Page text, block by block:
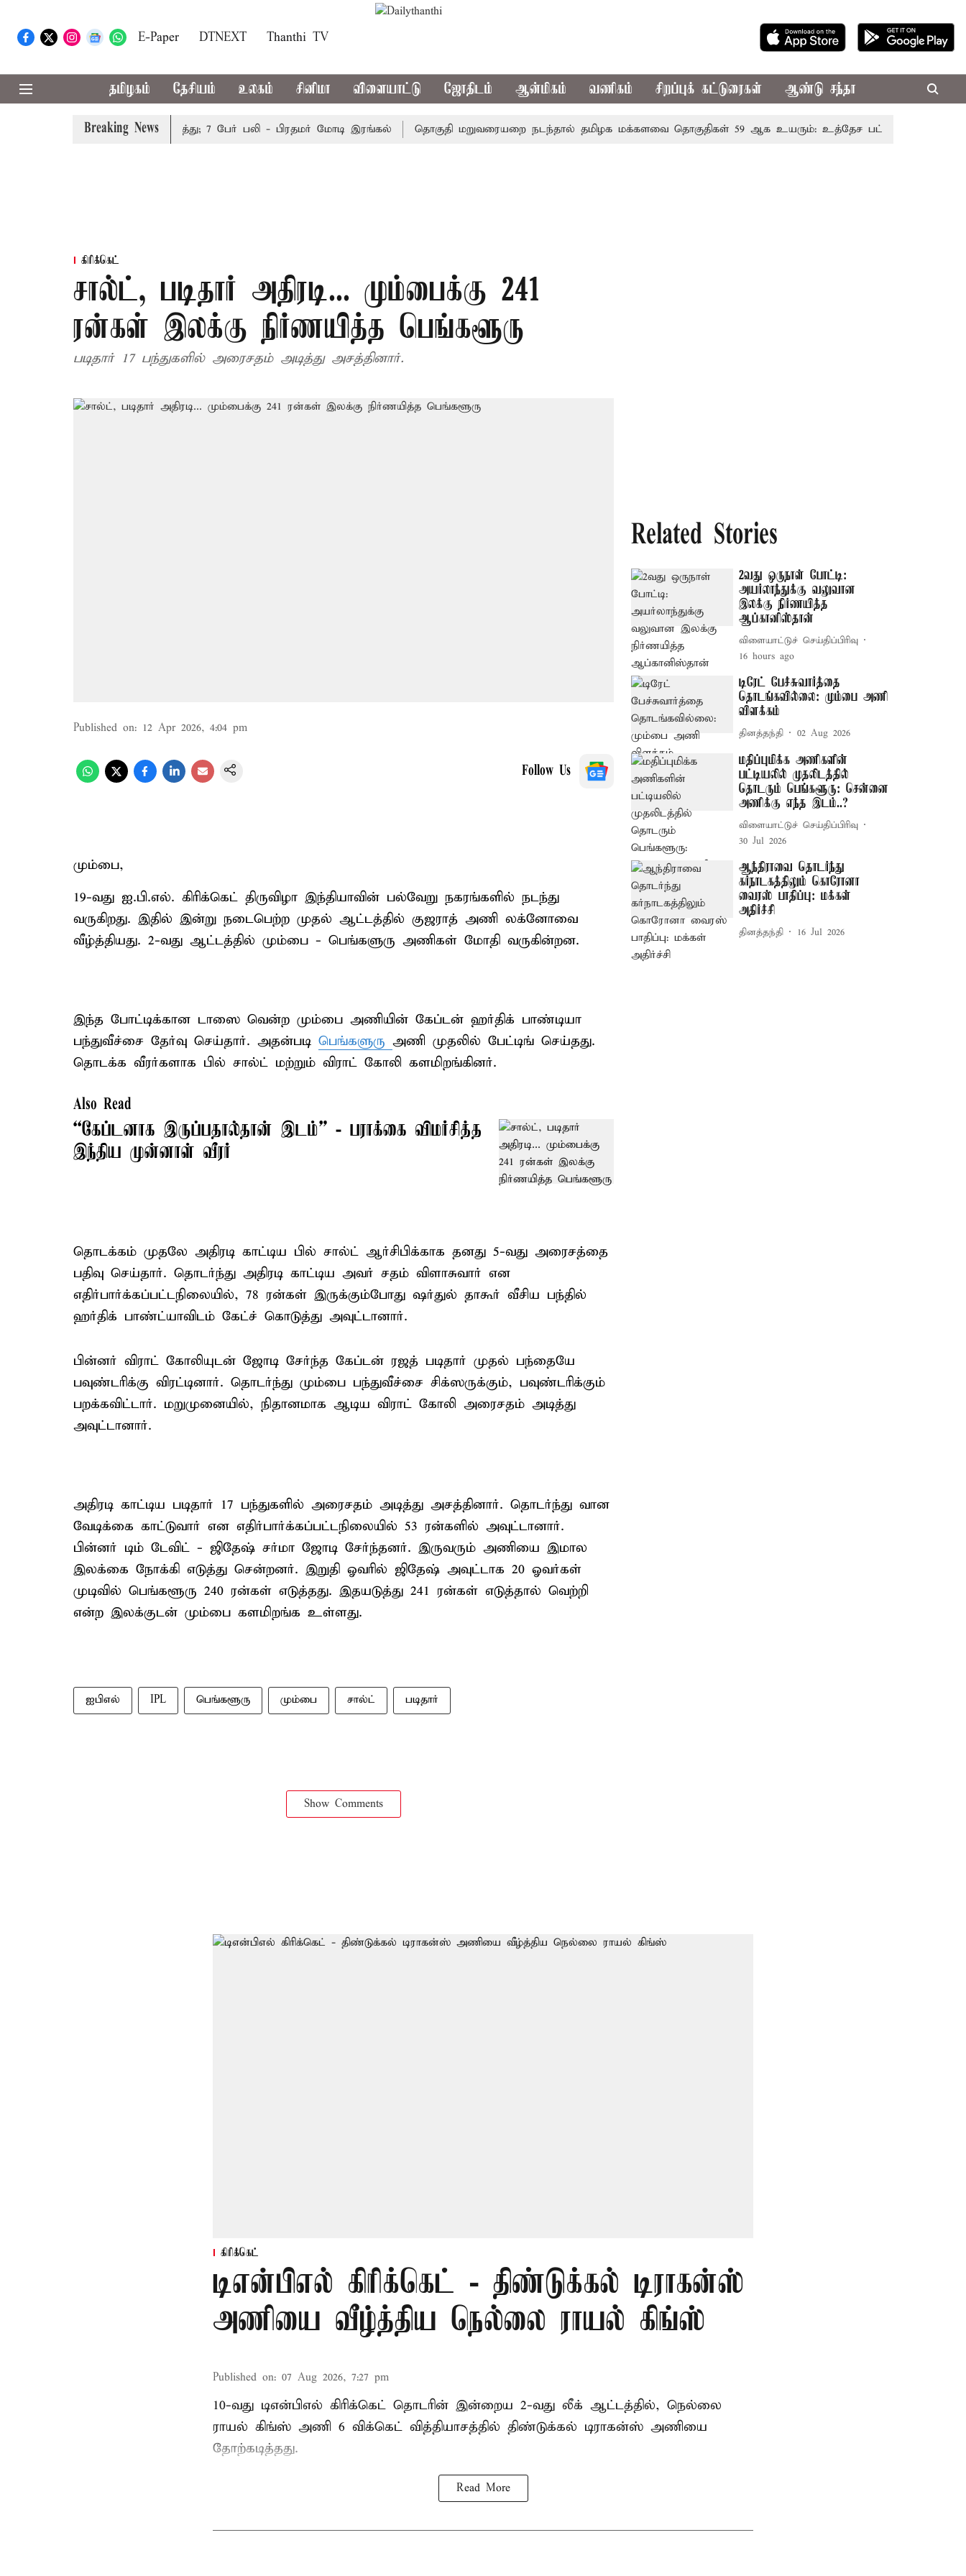
E-Paper DTNEXT Thanthi TV
தமிழகம் தேசியம் உலகம் சினிமா விளையாட்டு ஜோதிடம் ஆன்மிகம் வணிகம் சிறப்புக் கட்டுரைகள் ஆண்டு சந்தா
Breaking News
இமாச்சலத்தில் பேருந்து விபத்து; 7 பேர் பலி - பிரதமர் மோடி இரங்கல் தொகுதி மறுவரையறை நடந்தால் தமிழக மக்களவை தொகுதிகள் 59 ஆக உயரும்: உத்தேச பட்டியல் இதோ!
கிரிக்கெட்
சால்ட், படிதார் அதிரடி... மும்பைக்கு 241
ரன்கள் இலக்கு நிர்ணயித்த பெங்களூரு
படிதார் 17 பந்துகளில் அரைசதம் அடித்து அசத்தினார்.
Published on: 12 Apr 2026, 4:04 pm
Follow Us
மும்பை,
19-வது ஐ.பி.எல். கிரிக்கெட் திருவிழா இந்தியாவின் பல்வேறு நகரங்களில் நடந்து
வருகிறது. இதில் இன்று நடைபெற்ற முதல் ஆட்டத்தில் குஜராத் அணி லக்னோவை
வீழ்த்தியது. 2-வது ஆட்டத்தில் மும்பை - பெங்களுரு அணிகள் மோதி வருகின்றன.
இந்த போட்டிக்கான டாஸை வென்ற மும்பை அணியின் கேப்டன் ஹர்திக் பாண்டியா
பந்துவீச்சை தேர்வு செய்தார். அதன்படி பெங்களுரு அணி முதலில் பேட்டிங் செய்தது.
தொடக்க வீரர்களாக பில் சால்ட் மற்றும் விராட் கோலி களமிறங்கினர்.
Also Read
“கேப்டனாக இருப்பதால்தான் இடம்” - பராக்கை விமர்சித்த
இந்திய முன்னாள் வீரர்
தொடக்கம் முதலே அதிரடி காட்டிய பில் சால்ட் ஆர்சிபிக்காக தனது 5-வது அரைசத்தை
பதிவு செய்தார். தொடர்ந்து அதிரடி காட்டிய அவர் சதம் விளாசுவார் என
எதிர்பார்க்கப்பட்டநிலையில், 78 ரன்கள் இருக்கும்போது ஷர்துல் தாகூர் வீசிய பந்தில்
ஹர்திக் பாண்ட்யாவிடம் கேட்ச் கொடுத்து அவுட்டானார்.
பின்னர் விராட் கோலியுடன் ஜோடி சேர்ந்த கேப்டன் ரஜத் படிதார் முதல் பந்தையே
பவுண்டரிக்கு விரட்டினார். தொடர்ந்து மும்பை பந்துவீச்சை சிக்ஸருக்கும், பவுண்டரிக்கும்
பறக்கவிட்டார். மறுமுனையில், நிதானமாக ஆடிய விராட் கோலி அரைசதம் அடித்து
அவுட்டானார்.
அதிரடி காட்டிய படிதார் 17 பந்துகளில் அரைசதம் அடித்து அசத்தினார். தொடர்ந்து வான
வேடிக்கை காட்டுவார் என எதிர்பார்க்கப்பட்டநிலையில் 53 ரன்களில் அவுட்டானார்.
பின்னர் டிம் டேவிட் - ஜிதேஷ் சர்மா ஜோடி சேர்ந்தனர். இருவரும் அணியை இமால
இலக்கை நோக்கி எடுத்து சென்றனர். இறுதி ஓவரில் ஜிதேஷ் அவுட்டாக 20 ஓவர்கள்
முடிவில் பெங்களூரு 240 ரன்கள் எடுத்தது. இதயடுத்து 241 ரன்கள் எடுத்தால் வெற்றி
என்ற இலக்குடன் மும்பை களமிறங்க உள்ளது.
ஐபிஎல் IPL பெங்களூரு மும்பை சால்ட் படிதார்
Show Comments
Related Stories
2வது ஒருநாள் போட்டி:
அயர்லாந்துக்கு வலுவான
இலக்கு நிர்ணயித்த
ஆப்கானிஸ்தான்
விளையாட்டுச் செய்திப்பிரிவு
16 hours ago
டிரேட் பேச்சுவார்த்தை
தொடங்கவில்லை: மும்பை அணி
விளக்கம்
தினத்தந்தி 02 Aug 2026
மதிப்புமிக்க அணிகளின்
பட்டியலில் முதலிடத்தில்
தொடரும் பெங்களூரு: சென்னை
அணிக்கு எந்த இடம்..?
விளையாட்டுச் செய்திப்பிரிவு
30 Jul 2026
ஆந்திராவை தொடர்ந்து
கர்நாடகத்திலும் கொரோனா
வைரஸ் பாதிப்பு: மக்கள்
அதிர்ச்சி
தினத்தந்தி 16 Jul 2026
கிரிக்கெட்
டிஎன்பிஎல் கிரிக்கெட் - திண்டுக்கல் டிராகன்ஸ்
அணியை வீழ்த்திய நெல்லை ராயல் கிங்ஸ்
Published on: 07 Aug 2026, 7:27 pm
10-வது டிஎன்பிஎல் கிரிக்கெட் தொடரின் இன்றைய 2-வது லீக் ஆட்டத்தில், நெல்லை
ராயல் கிங்ஸ் அணி 6 விக்கெட் வித்தியாசத்தில் திண்டுக்கல் டிராகன்ஸ் அணியை
தோற்கடித்தது.
Read More